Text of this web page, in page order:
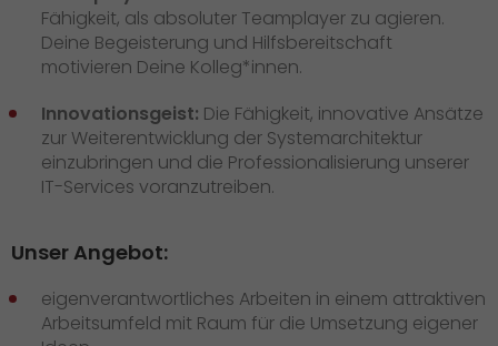
Fähigkeit, als absoluter Teamplayer zu agieren.
Deine Begeisterung und Hilfsbereitschaft
motivieren Deine Kolleg*innen.
Innovationsgeist: Die Fähigkeit, innovative Ansätze
zur Weiterentwicklung der Systemarchitektur
einzubringen und die Professionalisierung unserer
IT-Services voranzutreiben.
Unser Angebot:
eigenverantwortliches Arbeiten in einem attraktiven
Arbeitsumfeld mit Raum für die Umsetzung eigener